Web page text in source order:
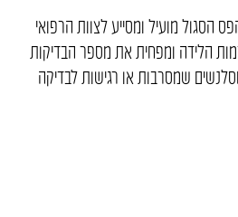
הסגול מועיל ומסייע לצוות הרפואי
הלידה ומפחית את מספר הבדיקות
שמסרבות או רגישות לבדיקה